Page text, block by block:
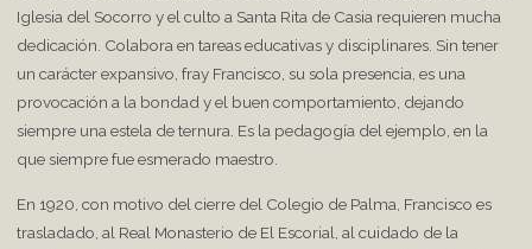
Iglesia del Socorro y el culto a Santa Rita de Casia requieren mucha
dedicación. Colabora en tareas educativas y disciplinares. Sin tener
un carácter expansivo, fray Francisco, su sola presencia, es una
provocación a la bondad y el buen comportamiento, dejando
siempre una estela de ternura. Es la pedagogía del ejemplo, en la
que siempre fue esmerado maestro.
En 1920, con motivo del cierre del Colegio de Palma, Francisco es
trasladado, al Real Monasterio de El Escorial, al cuidado de la